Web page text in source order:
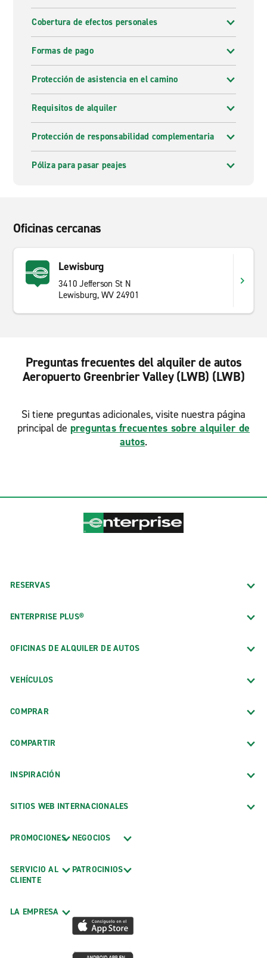
Cobertura de efectos personales
Formas de pago
Protección de asistencia en el camino
Requisitos de alquiler
Protección de responsabilidad complementaria
Póliza para pasar peajes
Oficinas cercanas
Lewisburg
3410 Jefferson St N
Lewisburg, WV 24901
Preguntas frecuentes del alquiler de autos
Aeropuerto Greenbrier Valley (LWB) (LWB)
Si tiene preguntas adicionales, visite nuestra página
principal de preguntas frecuentes sobre alquiler de
autos.
RESERVAS
ENTERPRISE PLUS®
OFICINAS DE ALQUILER DE AUTOS
VEHÍCULOS
COMPRAR
COMPARTIR
INSPIRACIÓN
SITIOS WEB INTERNACIONALES
PROMOCIONES
SERVICIO AL
CLIENTE
LA EMPRESA
NEGOCIOS
PATROCINIOS